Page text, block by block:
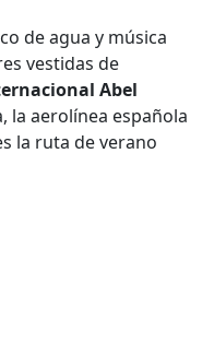
de agua y música
vestidas de
Abel
la aerolínea española
la ruta de verano